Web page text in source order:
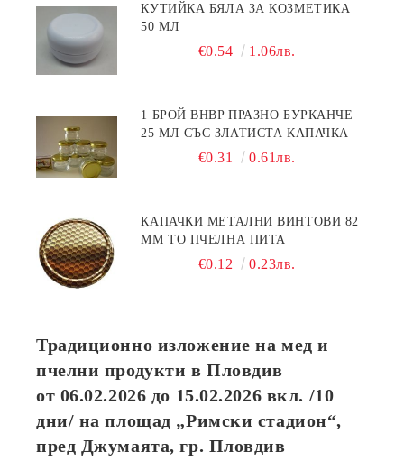
КУТИЙКА БЯЛА ЗА КОЗМЕТИКА
50 МЛ
€0.54 1.06лв.
1 БРОЙ BHBP ПРАЗНО БУРКАНЧЕ
25 МЛ СЪС ЗЛАТИСТА КАПАЧКА
€0.31 0.61лв.
КАПАЧКИ МЕТАЛНИ ВИНТОВИ 82
ММ ТО ПЧЕЛНА ПИТА
€0.12 0.23лв.
Традиционно изложение на мед и
пчелни продукти в Пловдив
от 06.02.2026 до 15.02.2026 вкл. /10
дни/ на площад „Римски стадион“,
пред Джумаята, гр. Пловдив